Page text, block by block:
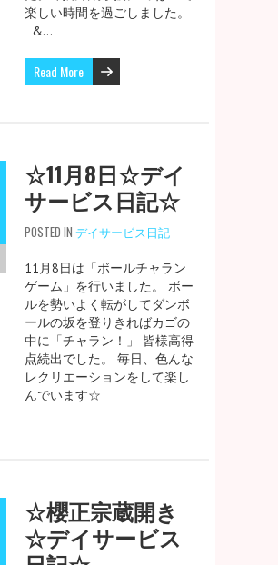
楽しい時間を過ごしました。
&…
Read More
☆11月8日☆デイ
サービス日記☆
POSTED IN デイサービス日記
11月8日は「ボールチャラン
ゲーム」を行いました。 ボー
ルを勢いよく転がしてダンボ
ールの坂を登りきればカゴの
中に「チャラン！」 皆様高得
点続出でした。 毎日、色んな
レクリエーションをして楽し
んでいます☆
☆櫻正宗蔵開き
☆デイサービス